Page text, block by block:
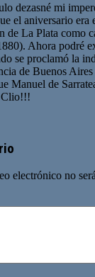
dezasné mi
el aniversario
de La Plata como
Ahora podré
se proclamó la
de Buenos
Manuel de
Clio!!!
electrónico no